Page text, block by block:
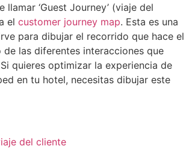
llamar ‘Guest Journey’ (viaje del
el customer journey map. Esta es una
para dibujar el recorrido que hace el
de las diferentes interacciones que
quieres optimizar la experiencia de
en tu hotel, necesitas dibujar este